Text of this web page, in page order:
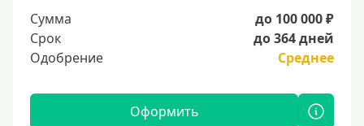
Сумма
до 100 000 ₽
Срок
до 364 дней
Одобрение
Среднее
Оформить